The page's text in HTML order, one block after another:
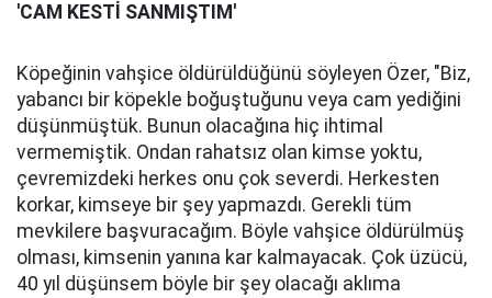
'CAM KESTİ SANMIŞTIM'
Köpeğinin vahşice öldürüldüğünü söyleyen Özer, "Biz,
yabancı bir köpekle boğuştuğunu veya cam yediğini
düşünmüştük. Bunun olacağına hiç ihtimal
vermemiştik. Ondan rahatsız olan kimse yoktu,
çevremizdeki herkes onu çok severdi. Herkesten
korkar, kimseye bir şey yapmazdı. Gerekli tüm
mevkilere başvuracağım. Böyle vahşice öldürülmüş
olması, kimsenin yanına kar kalmayacak. Çok üzücü,
40 yıl düşünsem böyle bir şey olacağı aklıma